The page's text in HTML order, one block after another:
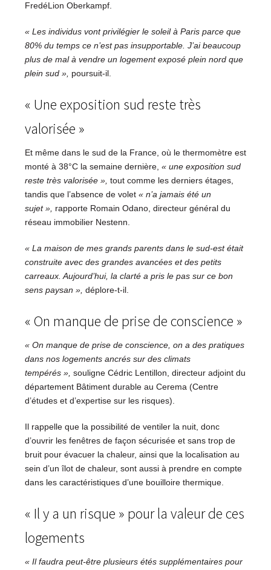
FredéLion Oberkampf.
« Les individus vont privilégier le soleil à Paris parce que
80% du temps ce n’est pas insupportable. J’ai beaucoup
plus de mal à vendre un logement exposé plein nord que
plein sud », poursuit-il.
« Une exposition sud reste très
valorisée »
Et même dans le sud de la France, où le thermomètre est
monté à 38°C la semaine dernière, « une exposition sud
reste très valorisée », tout comme les derniers étages,
tandis que l’absence de volet « n’a jamais été un
sujet », rapporte Romain Odano, directeur général du
réseau immobilier Nestenn.
« La maison de mes grands parents dans le sud-est était
construite avec des grandes avancées et des petits
carreaux. Aujourd’hui, la clarté a pris le pas sur ce bon
sens paysan », déplore-t-il.
« On manque de prise de conscience »
« On manque de prise de conscience, on a des pratiques
dans nos logements ancrés sur des climats
tempérés », souligne Cédric Lentillon, directeur adjoint du
département Bâtiment durable au Cerema (Centre
d’études et d’expertise sur les risques).
Il rappelle que la possibilité de ventiler la nuit, donc
d’ouvrir les fenêtres de façon sécurisée et sans trop de
bruit pour évacuer la chaleur, ainsi que la localisation au
sein d’un îlot de chaleur, sont aussi à prendre en compte
dans les caractéristiques d’une bouilloire thermique.
« Il y a un risque » pour la valeur de ces
logements
« Il faudra peut-être plusieurs étés supplémentaires pour